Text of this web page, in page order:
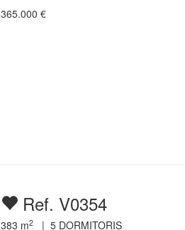
365.000 €
Ref. V0354
383 m2| 5DORMITORIS